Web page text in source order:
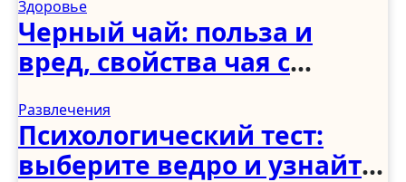
прихожая и коридор
Здоровье
Черный чай: польза и
вред, свойства чая с
Развлечения
Психологический тест:
выберите ведро и узнайте,